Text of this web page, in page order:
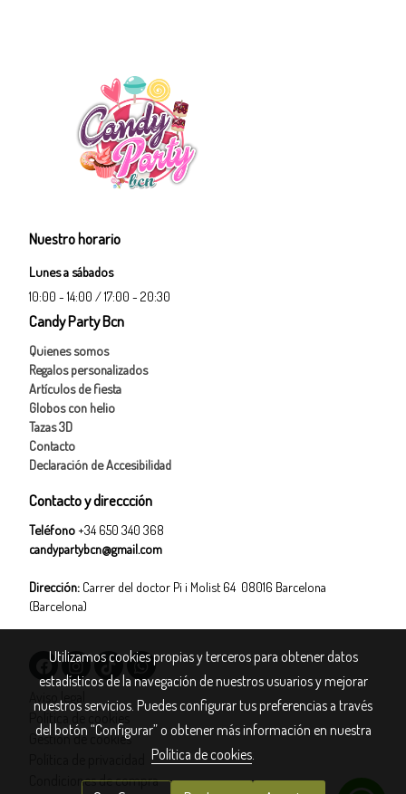
Nuestro horario
Lunes a sábados
10:00 - 14:00 / 17:00 - 20:30
Candy Party Bcn
Quienes somos
Regalos personalizados
Artículos de fiesta
Globos con helio
Tazas 3D
Contacto
Declaración de Accesibilidad
Contacto y direccción
Teléfono+34 650 340 368
candypartybcn@gmail.com
Dirección: Carrer del doctor Pi i Molist 64 08016 Barcelona
(Barcelona)
Aviso legal
Gestión de cookies
Condiciones de compra
Utilizamos cookies propias y terceros para obtener datos
estadísticos de la navegación de nuestros usuarios y mejorar
nuestros servicios. Puedes configurar tus preferencias a través
del botón “Configurar” o obtener más información en nuestra
Política de cookies.